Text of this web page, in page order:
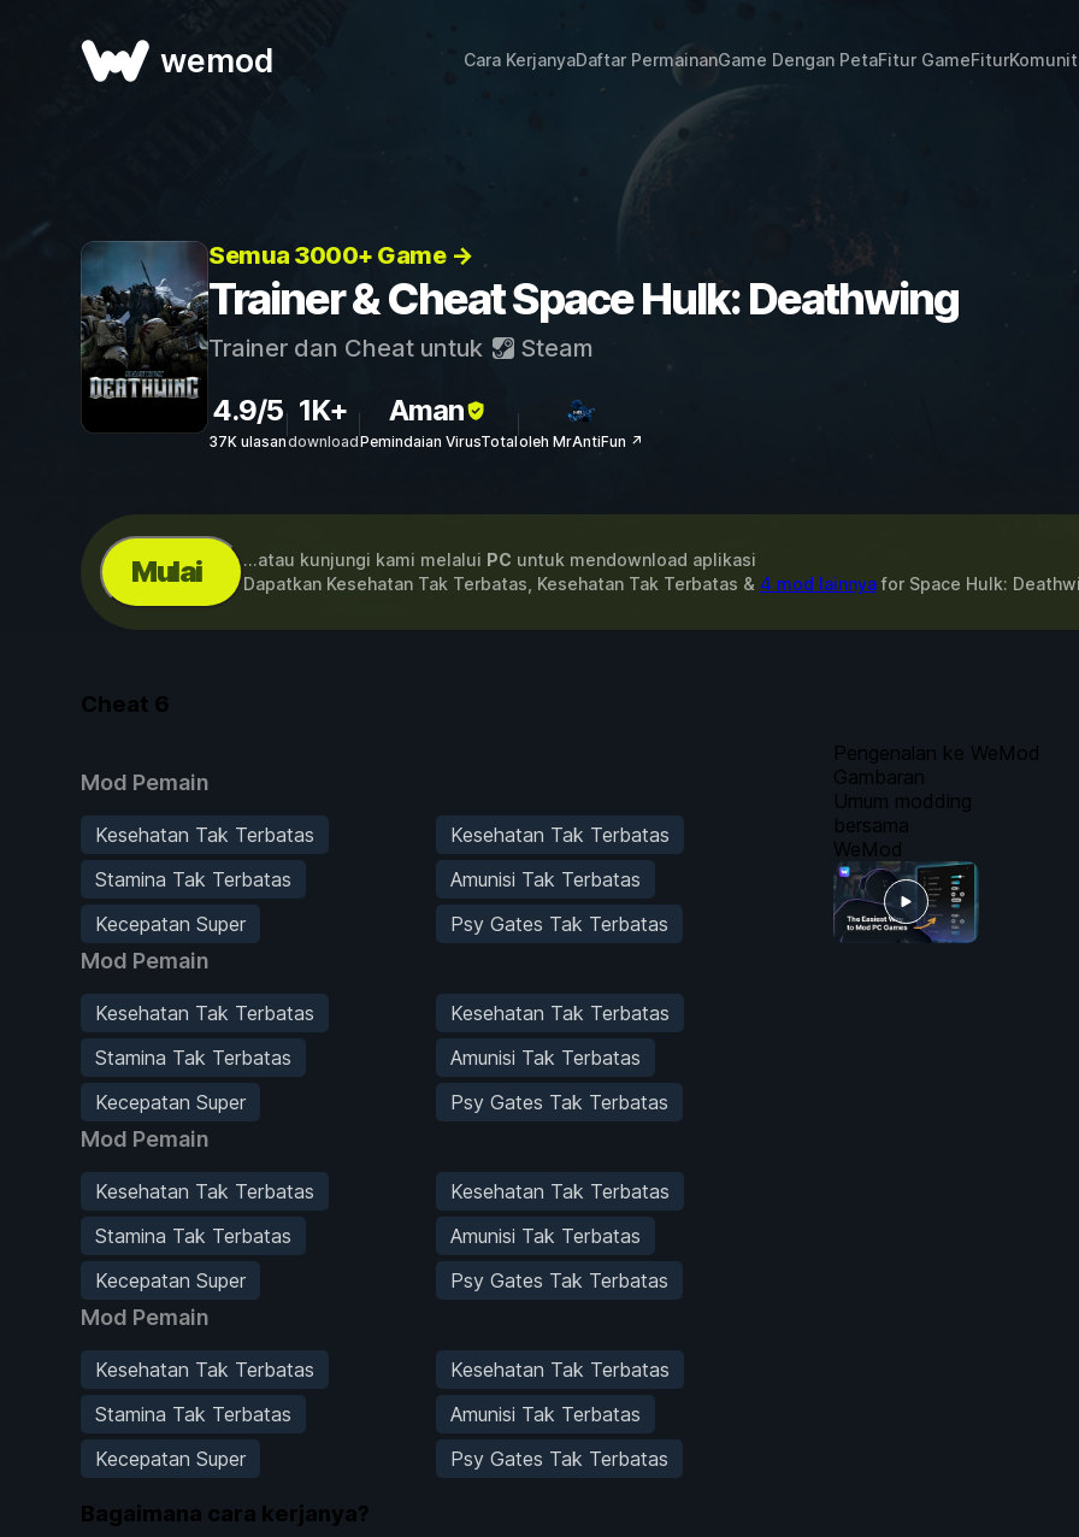
wemod Cara KerjanyaDaftar PermainanGame Dengan PetaFitur GameFitur
Semua 3000+ Game →
Trainer & Cheat Space Hulk: Deathwing
Trainer dan Cheat untuk Steam
4.9/5
37K ulasan
1K+
download
Aman
Pemindaian VirusTotaloleh MrAntiFun ↗
Mulai ...atau kunjungi kami melalui PC untuk mendownload aplikasi
Dapatkan Kesehatan Tak Terbatas, Kesehatan Tak Terbatas & 4 mod lainnyafor Space Hulk:
Cheat 6
Mod Pemain
Kesehatan Tak Terbatas
Kesehatan Tak Terbatas
Stamina Tak Terbatas
Amunisi Tak Terbatas
Kecepatan Super
Psy Gates Tak Terbatas
Mod Pemain
Kesehatan Tak Terbatas
Kesehatan Tak Terbatas
Stamina Tak Terbatas
Amunisi Tak Terbatas
Kecepatan Super
Psy Gates Tak Terbatas
Mod Pemain
Kesehatan Tak Terbatas
Kesehatan Tak Terbatas
Stamina Tak Terbatas
Amunisi Tak Terbatas
Kecepatan Super
Psy Gates Tak Terbatas
Mod Pemain
Kesehatan Tak Terbatas
Kesehatan Tak Terbatas
Stamina Tak Terbatas
Amunisi Tak Terbatas
Kecepatan Super
Psy Gates Tak Terbatas
Pengenalan ke WeMod
Gambaran
Umum modding
bersama
WeMod
Bagaimana cara kerjanya?